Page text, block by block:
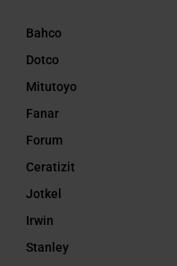
Bahco
Dotco
Mitutoyo
Fanar
Forum
Ceratizit
Jotkel
Irwin
Stanley